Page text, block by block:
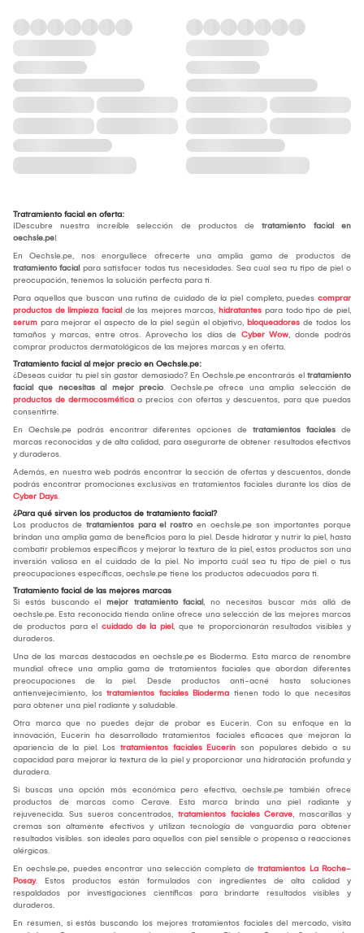
Tratramiento facial en oferta:
¡Descubre nuestra increíble selección de productos de tratamiento facial en
oechsle.pe!
En Oechsle.pe, nos enorgullece ofrecerte una amplia gama de productos de
tratamiento facial para satisfacer todas tus necesidades. Sea cual sea tu tipo de piel o
preocupación, tenemos la solución perfecta para ti.
Para aquellos que buscan una rutina de cuidado de la piel completa, puedes comprar
productos de limpieza facial de las mejores marcas, hidratantes para todo tipo de piel,
serum para mejorar el aspecto de la piel según el objetivo, bloqueadores de todos los
tamaños y marcas, entre otros. Aprovecha los días de Cyber Wow, donde podrás
comprar productos dermatológicos de las mejores marcas y en oferta.
Tratamiento facial al mejor precio en Oechsle.pe:
¿Deseas cuidar tu piel sin gastar demasiado? En Oechsle.pe encontrarás el tratamiento
facial que necesitas al mejor precio. Oechsle.pe ofrece una amplia selección de
productos de dermocosmética a precios con ofertas y descuentos, para que puedas
consentirte.
En Oechsle.pe podrás encontrar diferentes opciones de tratamientos faciales de
marcas reconocidas y de alta calidad, para asegurarte de obtener resultados efectivos
y duraderos.
Además, en nuestra web podrás encontrar la sección de ofertas y descuentos, donde
podrás encontrar promociones exclusivas en tratamientos faciales durante los días de
Cyber Days.
¿Para qué sirven los productos de tratamiento facial?
Los productos de tratamientos para el rostro en oechsle.pe son importantes porque
brindan una amplia gama de beneficios para la piel. Desde hidratar y nutrir la piel, hasta
combatir problemas específicos y mejorar la textura de la piel, estos productos son una
inversión valiosa en el cuidado de la piel. No importa cuál sea tu tipo de piel o tus
preocupaciones específicas, oechsle.pe tiene los productos adecuados para ti.
Tratamiento facial de las mejores marcas
Si estás buscando el mejor tratamiento facial, no necesitas buscar más allá de
oechsle.pe. Esta reconocida tienda online ofrece una selección de las mejores marcas
de productos para el cuidado de la piel, que te proporcionarán resultados visibles y
duraderos.
Una de las marcas destacadas en oechsle.pe es Bioderma. Esta marca de renombre
mundial ofrece una amplia gama de tratamientos faciales que abordan diferentes
preocupaciones de la piel. Desde productos anti-acné hasta soluciones
antienvejecimiento, los tratamientos faciales Bioderma tienen todo lo que necesitas
para obtener una piel radiante y saludable.
Otra marca que no puedes dejar de probar es Eucerin. Con su enfoque en la
innovación, Eucerin ha desarrollado tratamientos faciales eficaces que mejoran la
apariencia de la piel. Los tratamientos faciales Eucerin son populares debido a su
capacidad para mejorar la textura de la piel y proporcionar una hidratación profunda y
duradera.
Si buscas una opción más económica pero efectiva, oechsle.pe también ofrece
productos de marcas como Cerave. Esta marca brinda una piel radiante y
rejuvenecida. Sus sueros concentrados, tratamientos faciales Cerave, mascarillas y
cremas son altamente efectivos y utilizan tecnología de vanguardia para obtener
resultados visibles. son ideales para aquellos con piel sensible o propensa a reacciones
alérgicas.
En oechsle.pe, puedes encontrar una selección completa de tratamientos La Roche-
Posay. Estos productos están formulados con ingredientes de alta calidad y
respaldados por investigaciones científicas para brindarte resultados visibles y
duraderos.
En resumen, si estás buscando los mejores tratamientos faciales del mercado, visita